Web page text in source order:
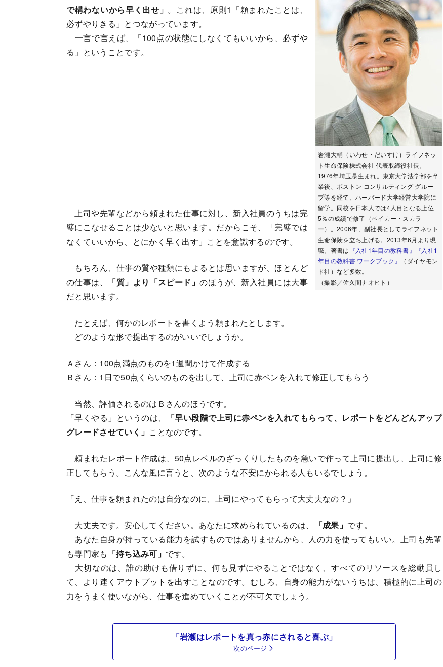
岩瀬大輔（いわせ・だいすけ）ライフネッ
ト生命保険株式会社 代表取締役社長。
1976年埼玉県生まれ。東京大学法学部を卒
業後、ボストン コンサルティング グルー
プ等を経て、ハーバード大学経営大学院に
留学。同校を日本人では4人目となる上位
5％の成績で修了（ベイカー・スカラ
ー）。2006年、副社長としてライフネット
生命保険を立ち上げる。2013年6月より現
職。著書は 『入社1年目の教科書』
『入社1
年目の教科書 ワークブック』
（ダイヤモン
ド社）など多数。
（撮影／佐久間ナオヒト）
で構わないから早く出せ」 。これは、原則1「頼まれたことは、
必ずやりきる」とつながっています。
一言で言えば、「100点の状態にしなくてもいいから、必ずや
る」ということです。
上司や先輩などから頼まれた仕事に対し、新入社員のうちは完
璧にこなせることは少ないと思います。だからこそ、「完璧では
なくていいから、とにかく早く出す」ことを意識するのです。
もちろん、仕事の質や種類にもよるとは思いますが、ほとんど
の仕事は、
「質」より「スピード」のほうが、新入社員には大事
だと思います。
たとえば、何かのレポートを書くよう頼まれたとします。
どのような形で提出するのがいいでしょうか。
Ａさん：100点満点のものを1週間かけて作成する
Ｂさん：1日で50点くらいのものを出して、上司に赤ペンを入れて修正してもらう
当然、評価されるのはＢさんのほうです。
「早くやる」というのは、
「早い段階で上司に赤ペンを入れてもらって、レポートをどんどんアップ
グレードさせていく」 ことなのです。
頼まれたレポート作成は、50点レベルのざっくりしたものを急いで作って上司に提出し、上司に修
正してもらう。こんな風に言うと、次のような不安にかられる人もいるでしょう。
「え、仕事を頼まれたのは自分なのに、上司にやってもらって大丈夫なの？」
大丈夫です。安心してください。あなたに求められているのは、 「成果」 です。
あなた自身が持っている能力を試すものではありませんから、人の力を使ってもいい。上司も先輩
も専門家も 「持ち込み可」 です。
大切なのは、誰の助けも借りずに、何も見ずにやることではなく、すべてのリソースを総動員し
て、より速くアウトプットを出すことなのです。むしろ、自身の能力がないうちは、積極的に上司の
力をうまく使いながら、仕事を進めていくことが不可欠でしょう。
「岩瀬はレポートを真っ赤にされると喜ぶ」
次のページ